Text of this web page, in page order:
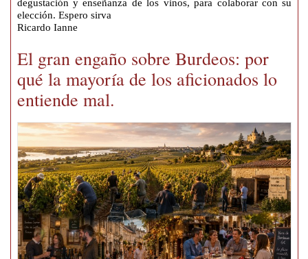
degustación y enseñanza de los vinos, para colaborar con su
elección. Espero sirva
Ricardo Ianne
El gran engaño sobre Burdeos: por
qué la mayoría de los aficionados lo
entiende mal.